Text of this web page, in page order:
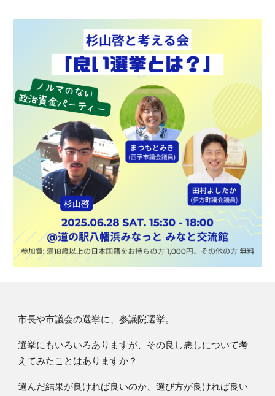
市長や市議会の選挙に、参議院選挙。
選挙にもいろいろありますが、その良し悪しについて考
えてみたことはありますか？
選んだ結果が良ければ良いのか、選び方が良ければ良い